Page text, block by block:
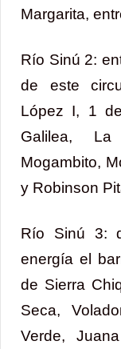
Margarita,
Río Sinú 2:
de este
López I, 1
Galilea, La
Mogambito,
y Robinson
Río Sinú 3:
energía el
de Sierra
Seca,
Verde,